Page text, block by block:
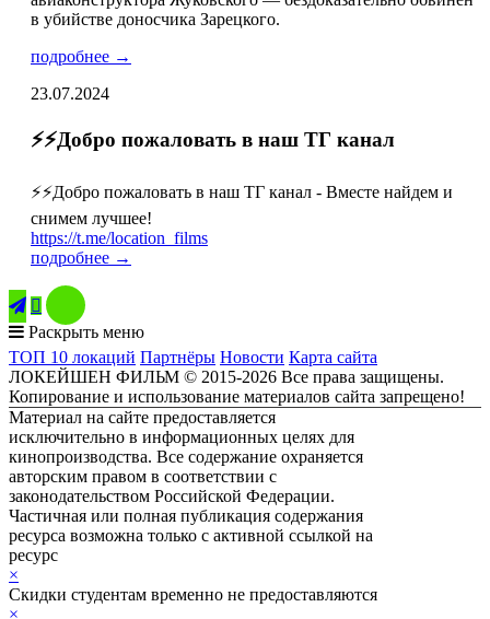
в убийстве доносчика Зарецкого.
подробнее →
23.07.2024
⚡️⚡️Добро пожаловать в наш ТГ канал
⚡️⚡️Добро пожаловать в наш ТГ канал - Вместе найдем и
снимем лучшее!
https://t.me/location_films
подробнее →

Раскрыть меню
ТОП 10 локаций Партнёры Новости Карта сайта
ЛОКЕЙШЕН ФИЛЬМ © 2015-2026 Все права защищены.
Копирование и использование материалов сайта запрещено!
Материал на сайте предоставляется
исключительно в информационных целях для
кинопроизводства. Все содержание охраняется
авторским правом в соответствии с
законодательством Российской Федерации.
Частичная или полная публикация содержания
ресурса возможна только с активной ссылкой на
ресурс
×
Скидки студентам временно не предоставляются
×